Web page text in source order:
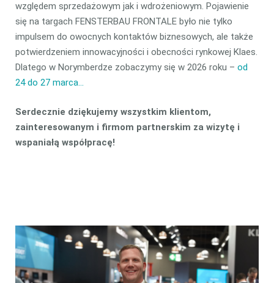
względem sprzedażowym jak i wdrożeniowym. Pojawienie
się na targach FENSTERBAU FRONTALE było nie tylko
impulsem do owocnych kontaktów biznesowych, ale także
potwierdzeniem innowacyjności i obecności rynkowej Klaes.
Dlatego w Norymberdze zobaczymy się w 2026 roku – od
24 do 27 marca…
Serdecznie dziękujemy wszystkim klientom,
zainteresowanym i firmom partnerskim za wizytę i
wspaniałą współpracę!